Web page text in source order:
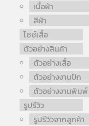
เนื้อผ้า
สีผ้า
ไซซ์เสื้อ
ตัวอย่างสินค้า
ตัวอย่างเสื้อ
ตัวอย่างงานปัก
ตัวอย่างงานพิมพ์
รูปรีวิว
รูปรีวิวจากลูกค้า